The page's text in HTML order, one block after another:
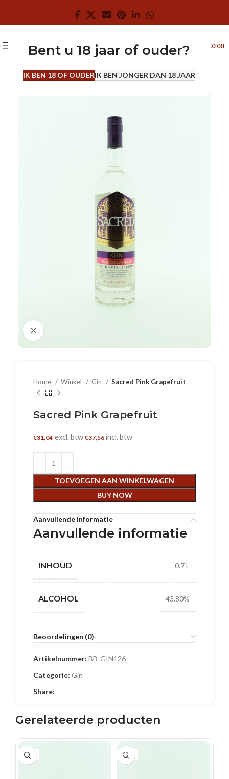
Bent u 18 jaar of ouder?
IK BEN 18 OF OUDERIK BEN JONGER DAN 18 JAAR
MENU €0,00
0.7 L
Home Winkel Gin Sacred Pink Grapefruit
Sacred Pink Grapefruit
€31,04 excl. btw €37,56 incl. btw
TOEVOEGEN AAN WINKELWAGEN
BUY NOW
Aanvullende informatie
Aanvullende informatie
INHOUD 0.7 L
ALCOHOL 43.80%
Beoordelingen (0)
Artikelnummer: BB-GIN126
Categorie: Gin
Share:
Gerelateerde producten
0.5 L 0.5 L